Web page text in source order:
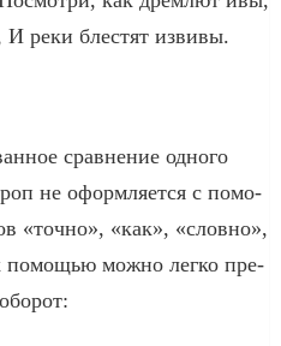
И реки бле­стят изви­вы.
срав­не­ние одно­го
не оформ­ля­ет­ся с помо­
«точ­но», «как», «слов­но»,
помо­щью мож­но лег­ко пре­